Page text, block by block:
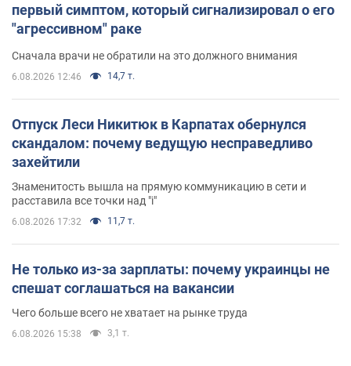
первый симптом, который сигнализировал о его
"агрессивном" раке
Сначала врачи не обратили на это должного внимания
6.08.2026 12:46 14,7 т.
Отпуск Леси Никитюк в Карпатах обернулся
скандалом: почему ведущую несправедливо
захейтили
Знаменитость вышла на прямую коммуникацию в сети и
расставила все точки над "i"
6.08.2026 17:32 11,7 т.
Не только из-за зарплаты: почему украинцы не
спешат соглашаться на вакансии
Чего больше всего не хватает на рынке труда
6.08.2026 15:38 3,1 т.